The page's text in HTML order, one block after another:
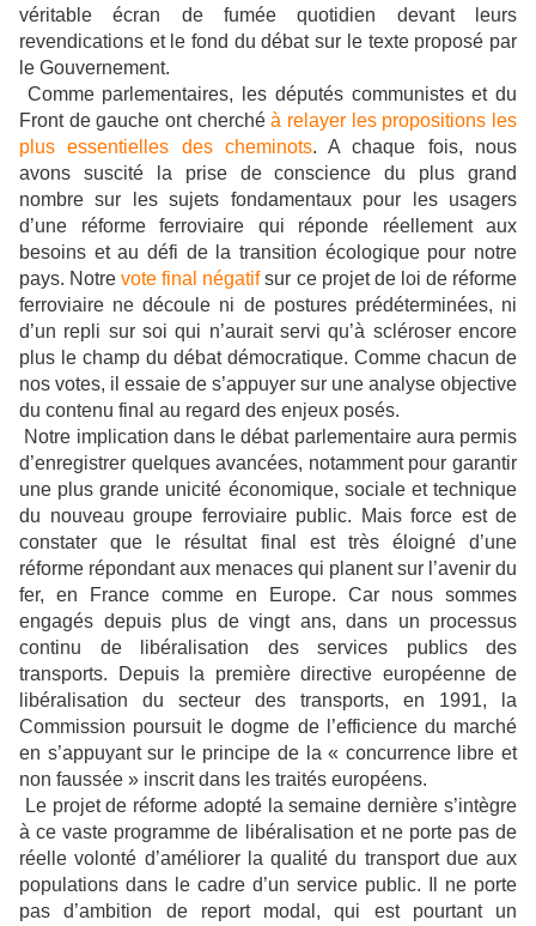
véritable écran de fumée quotidien devant leurs
revendications et le fond du débat sur le texte proposé par
le Gouvernement.
Comme parlementaires, les députés communistes et du
Front de gauche ont cherchéà relayer les propositions les
plus essentielles des cheminots. A chaque fois, nous
avons suscité la prise de conscience du plus grand
nombre sur les sujets fondamentaux pour les usagers
d’une réforme ferroviaire qui réponde réellement aux
besoins et au défi de la transition écologique pour notre
pays. Notrevote final négatifsur ce projet de loi de réforme
ferroviaire ne découle ni de postures prédéterminées, ni
d’un repli sur soi qui n’aurait servi qu’à scléroser encore
plus le champ du débat démocratique. Comme chacun de
nos votes, il essaie de s’appuyer sur une analyse objective
du contenu final au regard des enjeux posés.
Notre implication dans le débat parlementaire aura permis
d’enregistrer quelques avancées, notamment pour garantir
une plus grande unicité économique, sociale et technique
du nouveau groupe ferroviaire public. Mais force est de
constater que le résultat final est très éloigné d’une
réforme répondant aux menaces qui planent sur l’avenir du
fer, en France comme en Europe. Car nous sommes
engagés depuis plus de vingt ans, dans un processus
continu de libéralisation des services publics des
transports. Depuis la première directive européenne de
libéralisation du secteur des transports, en 1991, la
Commission poursuit le dogme de l’efficience du marché
en s’appuyant sur le principe de la « concurrence libre et
non faussée » inscrit dans les traités européens.
Le projet de réforme adopté la semaine dernière s’intègre
à ce vaste programme de libéralisation et ne porte pas de
réelle volonté d’améliorer la qualité du transport due aux
populations dans le cadre d’un service public. Il ne porte
pas d’ambition de report modal, qui est pourtant un